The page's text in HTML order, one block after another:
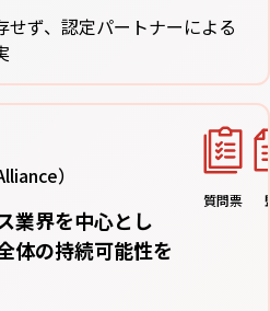
せず、認定パートナーによる
）
業界を中心とし
体の持続可能性を
質問票